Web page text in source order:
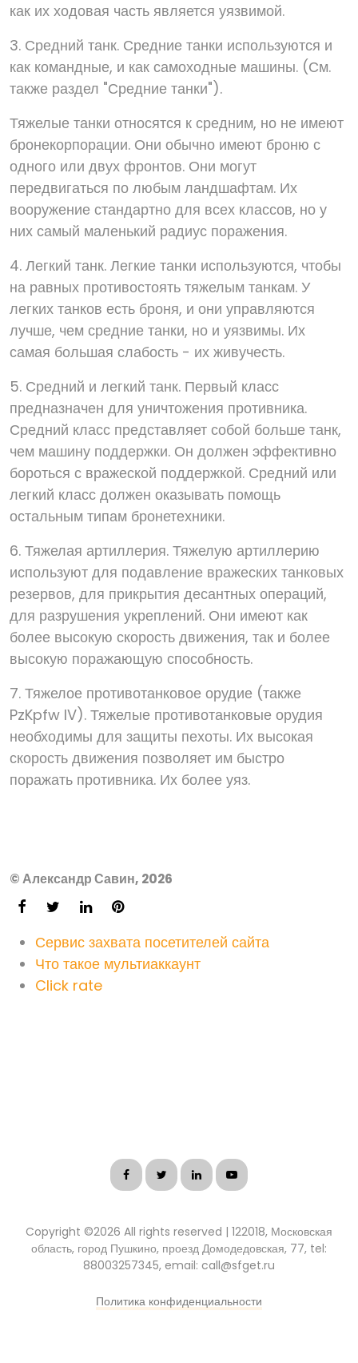
как их ходовая часть является уязвимой.
3. Средний танк. Средние танки используются и
как командные, и как самоходные машины. (См.
также раздел "Средние танки").
Тяжелые танки относятся к средним, но не имеют
бронекорпорации. Они обычно имеют броню с
одного или двух фронтов. Они могут
передвигаться по любым ландшафтам. Их
вооружение стандартно для всех классов, но у
них самый маленький радиус поражения.
4. Легкий танк. Легкие танки используются, чтобы
на равных противостоять тяжелым танкам. У
легких танков есть броня, и они управляются
лучше, чем средние танки, но и уязвимы. Их
самая большая слабость - их живучесть.
5. Средний и легкий танк. Первый класс
предназначен для уничтожения противника.
Средний класс представляет собой больше танк,
чем машину поддержки. Он должен эффективно
бороться с вражеской поддержкой. Средний или
легкий класс должен оказывать помощь
остальным типам бронетехники.
6. Тяжелая артиллерия. Тяжелую артиллерию
используют для подавление вражеских танковых
резервов, для прикрытия десантных операций,
для разрушения укреплений. Они имеют как
более высокую скорость движения, так и более
высокую поражающую способность.
7. Тяжелое противотанковое орудие (также
PzKpfw IV). Тяжелые противотанковые орудия
необходимы для защиты пехоты. Их высокая
скорость движения позволяет им быстро
поражать противника. Их более уяз.
© Александр Савин, 2026
Сервис захвата посетителей сайта
Что такое мультиаккаунт
Click rate
Copyright ©2026 All rights reserved | 122018, Московская
область, город Пушкино, проезд Домодедовская, 77, tel:
88003257345, email: call@sfget.ru
Политика конфиденциальности